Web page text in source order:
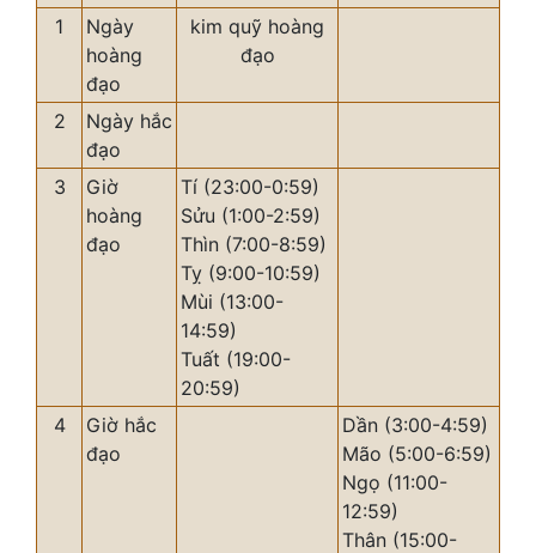
1
Ngày
hoàng
đạo
kim quỹ hoàng
đạo
2
Ngày hắc
đạo
3
Giờ
hoàng
đạo
Tí (23:00-0:59)
Sửu (1:00-2:59)
Thìn (7:00-8:59)
Tỵ (9:00-10:59)
Mùi (13:00-
14:59)
Tuất (19:00-
20:59)
4
Giờ hắc
đạo
Dần (3:00-4:59)
Mão (5:00-6:59)
Ngọ (11:00-
12:59)
Thân (15:00-